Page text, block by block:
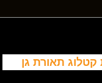
קטלוג תאורת גן